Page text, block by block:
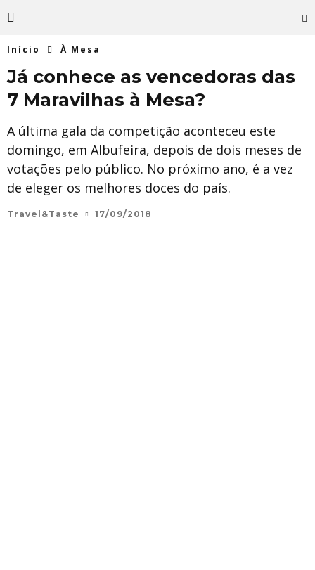
Início À Mesa
Já conhece as vencedoras das
7 Maravilhas à Mesa?
A última gala da competição aconteceu este
domingo, em Albufeira, depois de dois meses de
votações pelo público. No próximo ano, é a vez
de eleger os melhores doces do país.
Travel&Taste 17/09/2018